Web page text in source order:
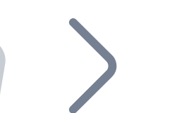
Bitnovo
dans votre entreprise et
votre écosystème.